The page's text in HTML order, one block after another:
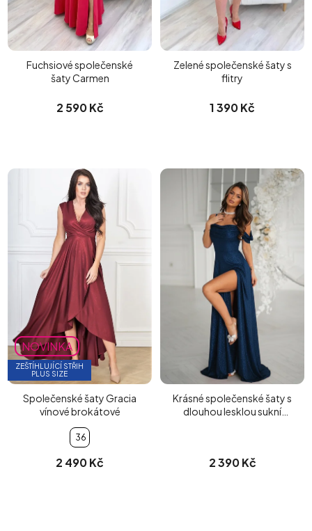
Fuchsiové společenské
šaty Carmen
2 590 Kč
Zelené společenské šaty s
flitry
1 390 Kč
NOVINKA
ZEŠTÍHLUJÍCÍ STŘIH
PLUS SIZE
Společenské šaty Gracia
vínové brokátové
36
2 490 Kč
Krásné společenské šaty s
dlouhou lesklou sukní
2 390 Kč